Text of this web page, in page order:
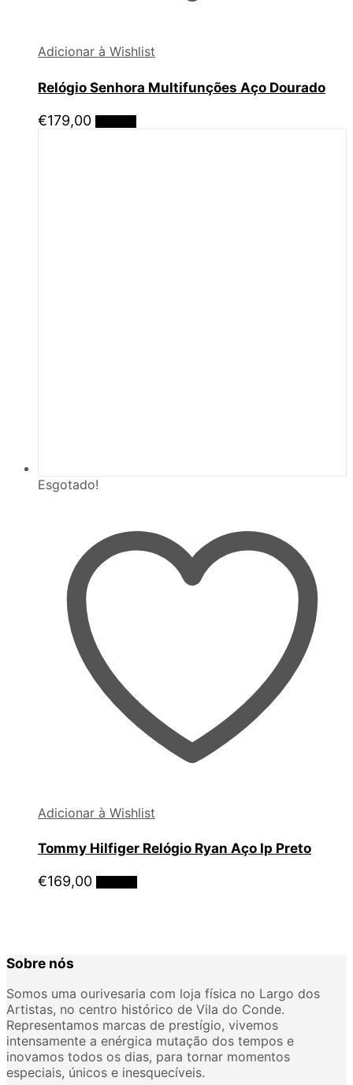
Adicionar à Wishlist
Relógio Senhora Multifunções Aço Dourado
€179,00
Esgotado!
Adicionar à Wishlist
Tommy Hilfiger Relógio Ryan Aço Ip Preto
€169,00
Sobre nós
Somos uma ourivesaria com loja física no Largo dos
Artistas, no centro histórico de Vila do Conde.
Representamos marcas de prestígio, vivemos
intensamente a enérgica mutação dos tempos e
inovamos todos os dias, para tornar momentos
especiais, únicos e inesquecíveis.